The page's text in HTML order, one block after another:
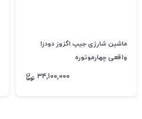
ماشین شارژی جیپ اگزوز دودزا
واقعی چهارموتوره
۳۴,۱۰۰,۰۰۰